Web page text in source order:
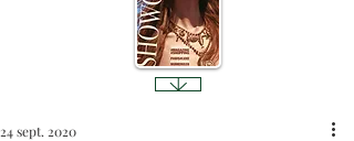
24 sept. 2020